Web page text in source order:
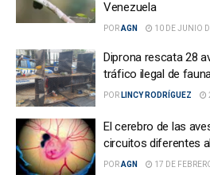
Venezuela
PORAGN 10 DE JUNIO
Diprona rescata 28
tráfico ilegal de
POR LINCY RODRÍGUEZ
El cerebro de las
circuitos diferentes
PORAGN 17 DE